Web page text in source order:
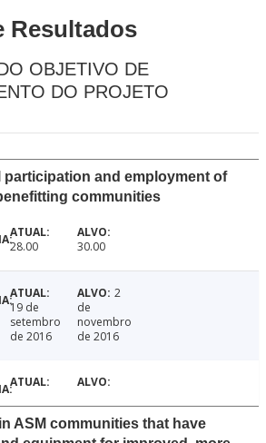
Resultados
OBJETIVO DE
DO PROJETO
participation and employment of
communities
28.00 30.00
19 de
setembro
de 2016
2
de
novembro
de 2016
ASM communities that have